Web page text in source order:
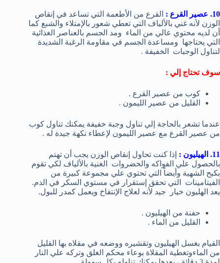
10. عصير القرع :
القرع من الأطعمة التي تساعد في إنقاص
الوزن لأنه غني بالألياف التي تعطي شعور بالإمتلاء والشبع كما
أن لديه محتوي عالي من الماء ومد الجسم بالعناصر الغذائية
التي يحتاجها ومساعدة الجسم في مقاومة الرغبة الشديدة
لتناول الوجبات الخفيفة .
سوف تحتاج إلي :
كوب من عصير القرع .
القليل من عصير الليمون .
عندما تشعر بالحاجة إلي تناول وجبة خفيفة يمكنك تناول كوب
من عصير القرع مع عصير الليمون لإعطاء نكهة جيدة له .
11. الهيليون :
إذا كنت تحاول إنقاص الوزن يجب أن تهتم
بالحصول علي الفواكه والخضروات الغنية بالألياف لكي تقوم
بكبح الشهية وأيضاً التي تحتوي علي مجموعة كبيرة من
الفيتامينات التي تحقق إستقرار في مستوي السكر في الدم.
يعد الهليون خيار جيد لأنه لعلاج الإنتفاخ ويعمل كمدر للبول.
حفنة من الهيليون .
القليل من الماء .
القيام بغسل الهيليون وتقشيره ووضعه في مقلاه بها القليل
من الماءوتغطية المقلاة بوعاء محكم الغلق وتركه علي النار